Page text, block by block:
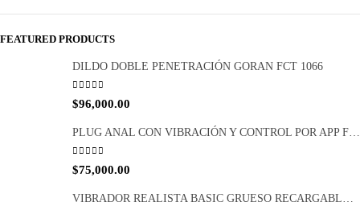
FEATURED PRODUCTS
DILDO DOBLE PENETRACIÓN GORAN FCT 1066
0out of 5
$96,000.00
PLUG ANAL CON VIBRACIÓN Y CONTROL POR APP FCT 1065
0out of 5
$75,000.00
VIBRADOR REALISTA BASIC GRUESO RECARGABLE FCT 1047